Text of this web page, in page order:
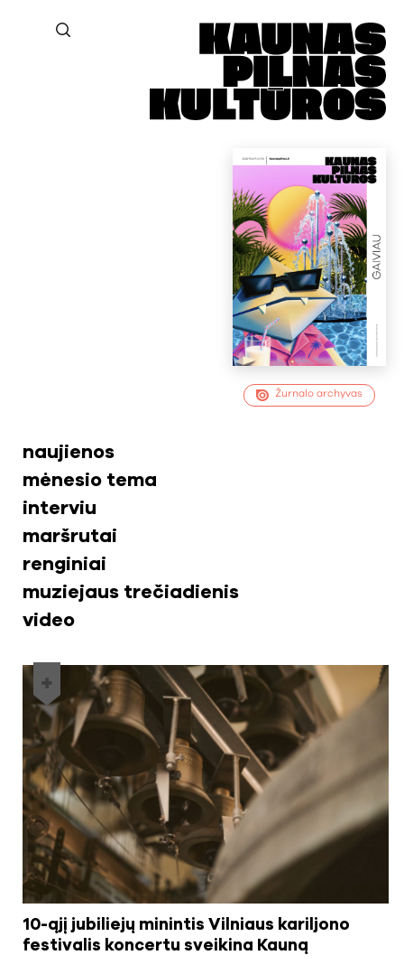
Žurnalo archyvas
10-ąjį jubiliejų minintis Vilniaus kariljono
festivalis koncertu sveikina Kauną
naujienos
mėnesio tema
interviu
maršrutai
renginiai
muziejaus trečiadienis
video